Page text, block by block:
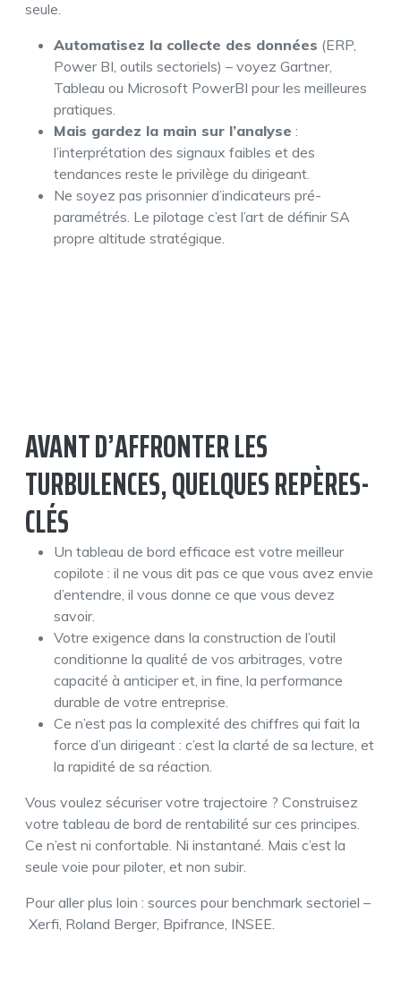
seule.
Automatisez la collecte des données (ERP,
Power BI, outils sectoriels) – voyez Gartner,
Tableau ou Microsoft PowerBI pour les meilleures
pratiques.
Mais gardez la main sur l’analyse :
l’interprétation des signaux faibles et des
tendances reste le privilège du dirigeant.
Ne soyez pas prisonnier d’indicateurs pré-
paramétrés. Le pilotage c’est l’art de définir SA
propre altitude stratégique.
AVANT D’AFFRONTER LES
TURBULENCES, QUELQUES REPÈRES-
CLÉS
Un tableau de bord efficace est votre meilleur
copilote : il ne vous dit pas ce que vous avez envie
d’entendre, il vous donne ce que vous devez
savoir.
Votre exigence dans la construction de l’outil
conditionne la qualité de vos arbitrages, votre
capacité à anticiper et, in fine, la performance
durable de votre entreprise.
Ce n’est pas la complexité des chiffres qui fait la
force d’un dirigeant : c’est la clarté de sa lecture, et
la rapidité de sa réaction.
Vous voulez sécuriser votre trajectoire ? Construisez
votre tableau de bord de rentabilité sur ces principes.
Ce n’est ni confortable. Ni instantané. Mais c’est la
seule voie pour piloter, et non subir.
Pour aller plus loin : sources pour benchmark sectoriel –
Xerfi, Roland Berger, Bpifrance, INSEE.